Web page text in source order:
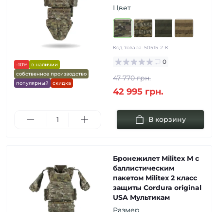
-10%
в наличии
собственное производство
популярный
скидка
Цвет
Код товара: 50515-2-К
0
47 770 грн.
42 995 грн.
В корзину
Бронежилет Militex M с
баллистическим
пакетом Militex 2 класс
защиты Cordura original
USA Мультикам
Размер